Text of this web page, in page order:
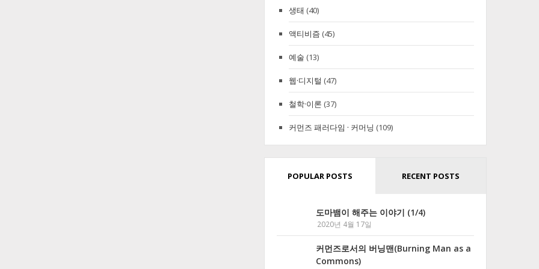
생태 (40)
액티비즘 (45)
예술 (13)
웹·디지털 (47)
철학·이론 (37)
커먼즈 패러다임 · 커머닝 (109)
POPULAR POSTS RECENT POSTS
도마뱀이 해주는 이야기 (1/4)
2020년 4월 17일
커먼즈로서의 버닝맨(Burning Man as a
Commons)